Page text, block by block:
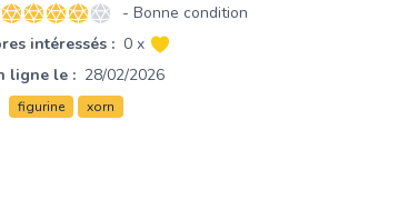
4 sur 5 étoiles
- Bonne condition
intéressés : 0 x
ligne le : 28/02/2026
figurine xorn